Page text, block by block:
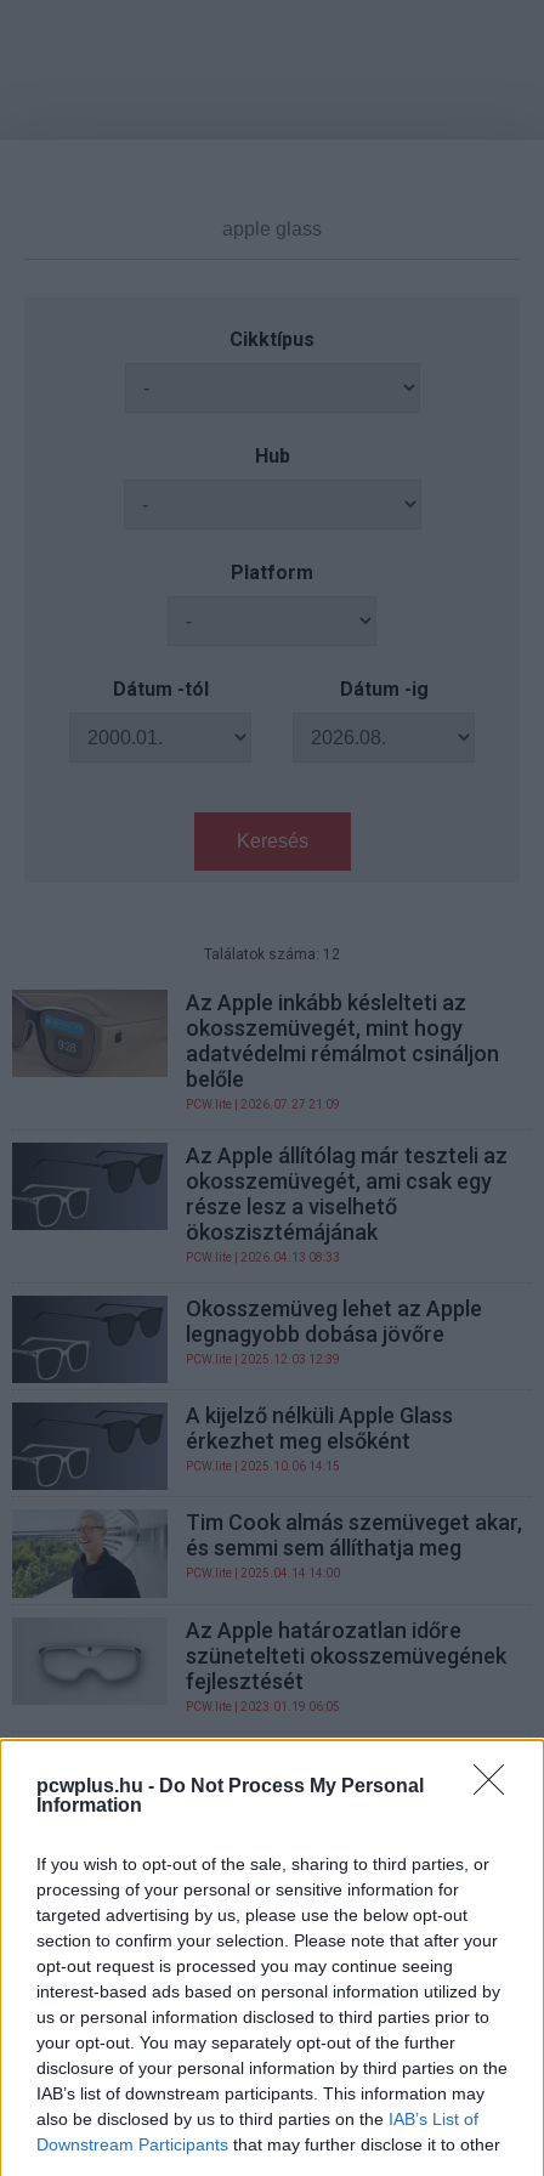
pcwplus.hu - Do Not Process My Personal
Information
If you wish to opt-out of the sale, sharing to third parties, or
processing of your personal or sensitive information for
targeted advertising by us, please use the below opt-out
section to confirm your selection. Please note that after your
opt-out request is processed you may continue seeing
interest-based ads based on personal information utilized by
us or personal information disclosed to third parties prior to
your opt-out. You may separately opt-out of the further
disclosure of your personal information by third parties on the
IAB’s list of downstream participants. This information may
also be disclosed by us to third parties on the IAB’s List of
Downstream Participants that may further disclose it to other
Cikktípus
Hub
Platform
Dátum -tól Dátum -ig
Keresés
Találatok száma: 12
Az Apple inkább késlelteti az
okosszemüvegét, mint hogy
adatvédelmi rémálmot csináljon
belőle
PCW.lite | 2026.07.27 21:09
Az Apple állítólag már teszteli az
okosszemüvegét, ami csak egy
része lesz a viselhető
ökoszisztémájának
PCW.lite | 2026.04.13 08:33
Okosszemüveg lehet az Apple
legnagyobb dobása jövőre
PCW.lite | 2025.12.03 12:39
A kijelző nélküli Apple Glass
érkezhet meg elsőként
PCW.lite | 2025.10.06 14:15
Tim Cook almás szemüveget akar,
és semmi sem állíthatja meg
PCW.lite | 2025.04.14 14:00
Az Apple határozatlan időre
szünetelteti okosszemüvegének
fejlesztését
PCW.lite | 2023.01.19 06:05
hogy csak mi tudjuk leolvasni a
Öntisztító funkciót is kaphat az
Apple okosszemüvege
PCW.lite | 2021.02.27 12:11
Moduláris okosszemüvegben
gondolkozhat az Apple
PCW.lite| 2020.06.29 20:01
Újabb részletek derülhettek ki az
Apple okosszemüvegéről
PCW.lite | 2020.05.19 21:00